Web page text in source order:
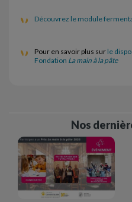
Découvrez le module
Pour en savoir plus sur le
Fondation La main à la pâte
Nos